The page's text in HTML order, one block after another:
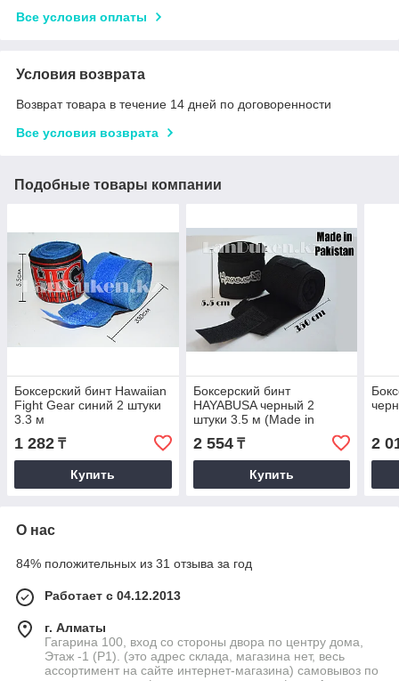
Все условия оплаты
Условия возврата
Возврат товара в течение 14 дней по договоренности
Все условия возврата
Подобные товары компании
Боксерский бинт Hawaiian
Fight Gear синий 2 штуки
3.3 м
1 282 ₸
Купить
Боксерский бинт
HAYABUSA черный 2
штуки 3.5 м (Made in
2 554₸
Купить
2
О нас
84% положительных из 31 отзыва за год
Работает с 04.12.2013
г. Алматы
Гагарина 100, вход со стороны двора по центру дома,
Этаж -1 (P1). (это адрес склада, магазина нет, весь
ассортимент на сайте интернет-магазина) самовывоз по